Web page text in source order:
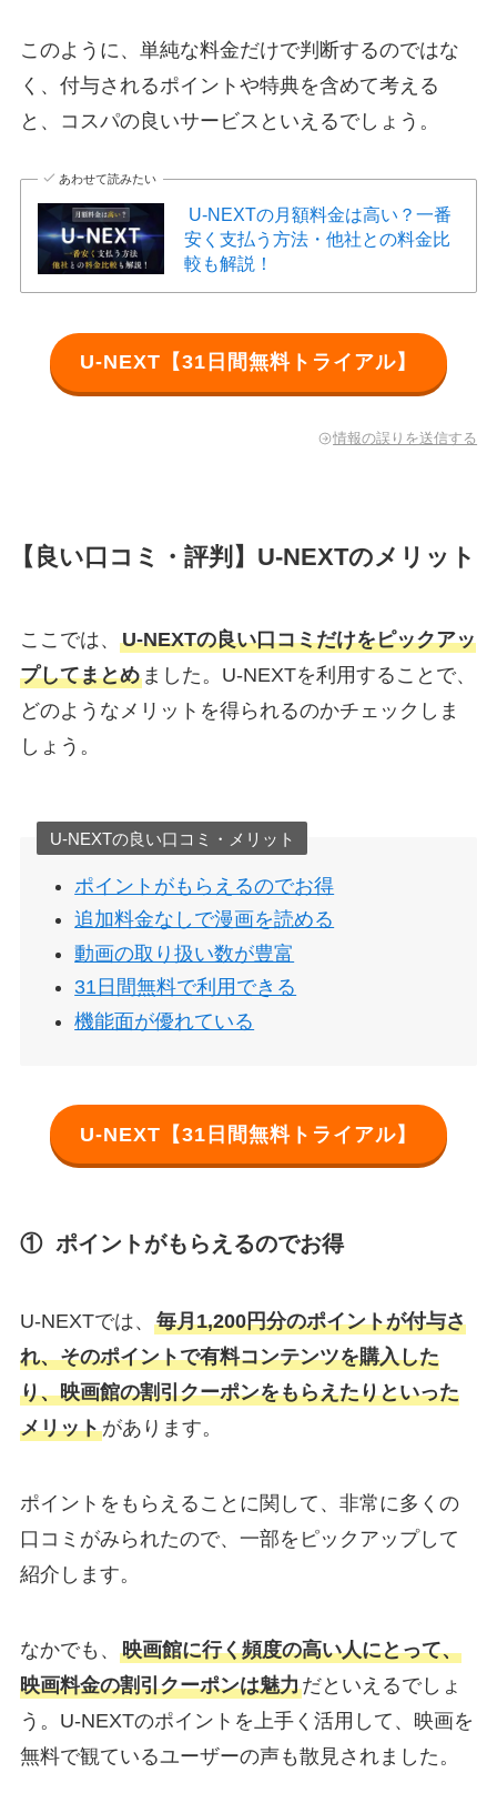
このように、単純な料金だけで判断するのではな
く、付与されるポイントや特典を含めて考える
と、コスパの良いサービスといえるでしょう。
あわせて読みたい
U-NEXTの月額料金は高い？一番
安く支払う方法・他社との料金比
較も解説！
U-NEXT【31日間無料トライアル】
情報の誤りを送信する
【良い口コミ・評判】U-NEXTのメリット
ここでは、 U-NEXTの良い口コミだけをピックアッ
プしてまとめました。U-NEXTを利用することで、
どのようなメリットを得られるのかチェックしま
しょう。
U-NEXTの良い口コミ・メリット
ポイントがもらえるのでお得
追加料金なしで漫画を読める
動画の取り扱い数が豊富
31日間無料で利用できる
機能面が優れている
U-NEXT【31日間無料トライアル】
① ポイントがもらえるのでお得
U-NEXTでは、 毎月1,200円分のポイントが付与さ
れ、そのポイントで有料コンテンツを購入した
り、映画館の割引クーポンをもらえたりといった
メリットがあります。
ポイントをもらえることに関して、非常に多くの
口コミがみられたので、一部をピックアップして
紹介します。
なかでも、 映画館に行く頻度の高い人にとって、
映画料金の割引クーポンは魅力だといえるでしょ
う。U-NEXTのポイントを上手く活用して、映画を
無料で観ているユーザーの声も散見されました。